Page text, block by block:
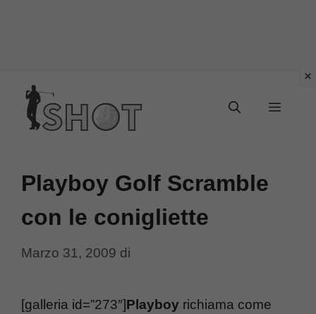
contenuto
Menu
Playboy Golf Scramble
con le conigliette
Marzo 31, 2009 di
[galleria id=”273″]Playboy richiama come